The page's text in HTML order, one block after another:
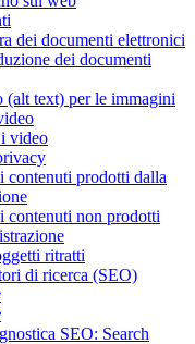
dei documenti elettronici
dei documenti
(alt text) per le immagini
video
contenuti prodotti dalla
contenuti non prodotti
ritratti
di ricerca (SEO)
SEO: Search